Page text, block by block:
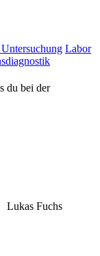
Labor
du bei der
Lukas Fuchs